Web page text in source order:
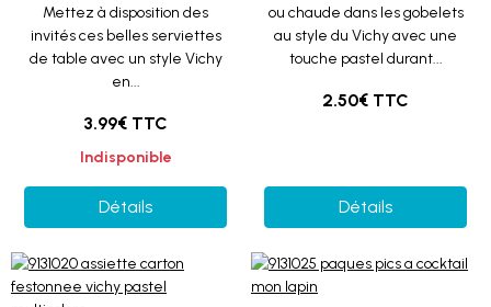
Mettez à disposition des
invités ces belles serviettes
de table avec un style Vichy
en...
3.99€ TTC
Indisponible
Détails
ou chaude dans les gobelets
au style du Vichy avec une
touche pastel durant...
2.50€ TTC
Détails